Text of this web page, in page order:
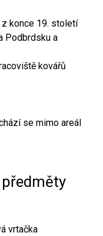
z konce 19. století
Podbrdsku a
kovářů
se mimo areál
vrtačka